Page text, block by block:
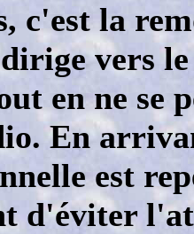
c'est la
vers
en ne se
En
est
d'éviter